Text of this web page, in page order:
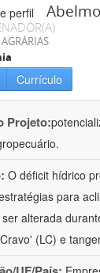
Currículo
Projeto:
O déficit hídrico
para
alterada
(LC) e